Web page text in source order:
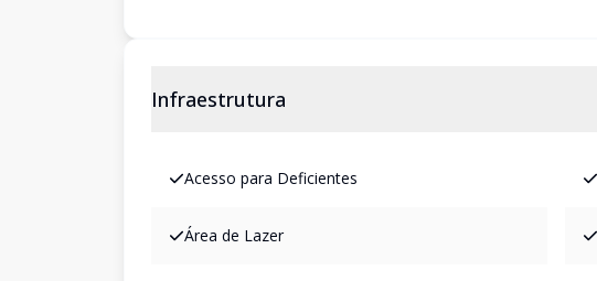
Infraestrutura
Acesso para Deficientes
Área de Lazer